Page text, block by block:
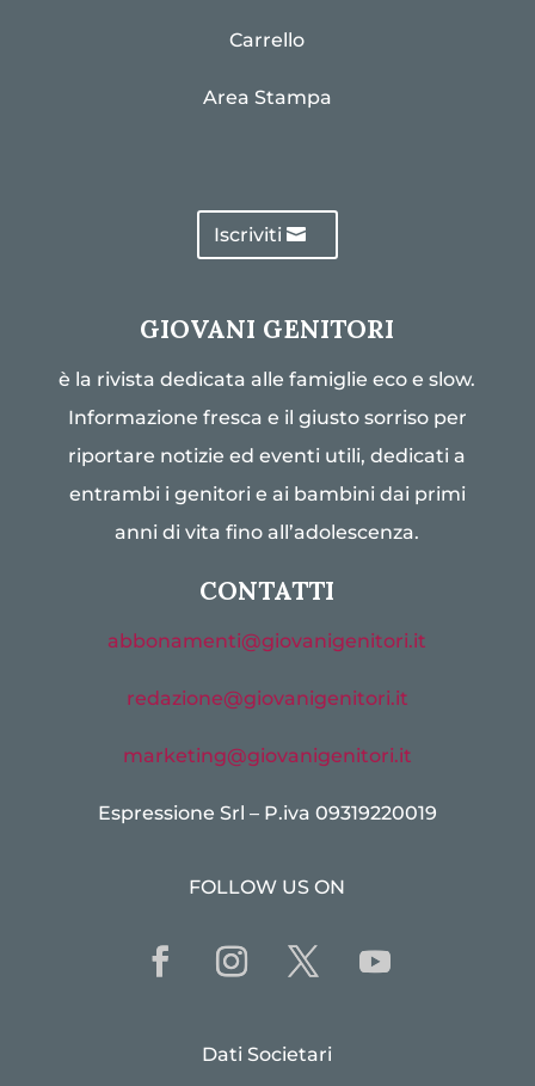
Carrello
Area Stampa
Iscriviti
GIOVANI GENITORI
è la rivista dedicata alle famiglie eco e slow.
Informazione fresca e il giusto sorriso per
riportare notizie ed eventi utili, dedicati a
entrambi i genitori e ai bambini dai primi
anni di vita fino all’adolescenza.
CONTATTI
abbonamenti@giovanigenitori.it
redazione@giovanigenitori.it
marketing@giovanigenitori.it
Espressione Srl – P.iva 09319220019
FOLLOW US ON
Dati Societari